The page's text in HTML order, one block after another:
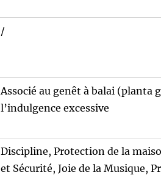
/
Associé au genêt à balai (planta
l’indulgence excessive
Discipline, Protection de la
et Sécurité, Joie de la Musique,